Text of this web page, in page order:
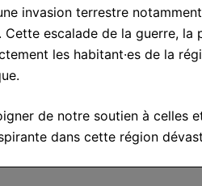
invasion terrestre
Cette escalade de la guerre,
les habitant·es de la
de notre soutien à celles
dans cette région